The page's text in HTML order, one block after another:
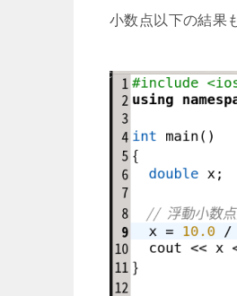
小数点以下の結果